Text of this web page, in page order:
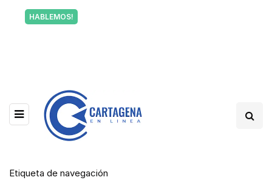
HABLEMOS!
Etiqueta de navegación